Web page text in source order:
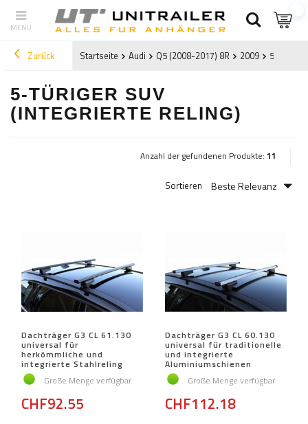
Zurück Startseite Audi Q5 (2008-2017) 8R 2009 5-türiger
5-TÜRIGER SUV
(INTEGRIERTE RELING)
Anzahl der gefundenen Produkte: 11
Sortieren Beste Relevanz
Dachträger G3 CL 61.130
universal für
herkömmliche und
integrierte Stahlreling
Große Menge verfügbar
CHF92.55
Dachträger G3 CL 60.130
universal für traditionelle
und integrierte
Aluminiumschienen
Große Menge verfügbar
CHF112.18